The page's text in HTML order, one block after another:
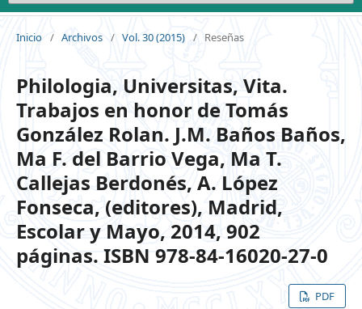
Inicio / Archivos / Vol. 30 (2015) / Reseñas
Philologia, Universitas, Vita.
Trabajos en honor de Tomás
González Rolan. J.M. Baños Baños,
Ma F. del Barrio Vega, Ma T.
Callejas Berdonés, A. López
Fonseca, (editores), Madrid,
Escolar y Mayo, 2014, 902
páginas. ISBN 978-84-16020-27-0
PDF